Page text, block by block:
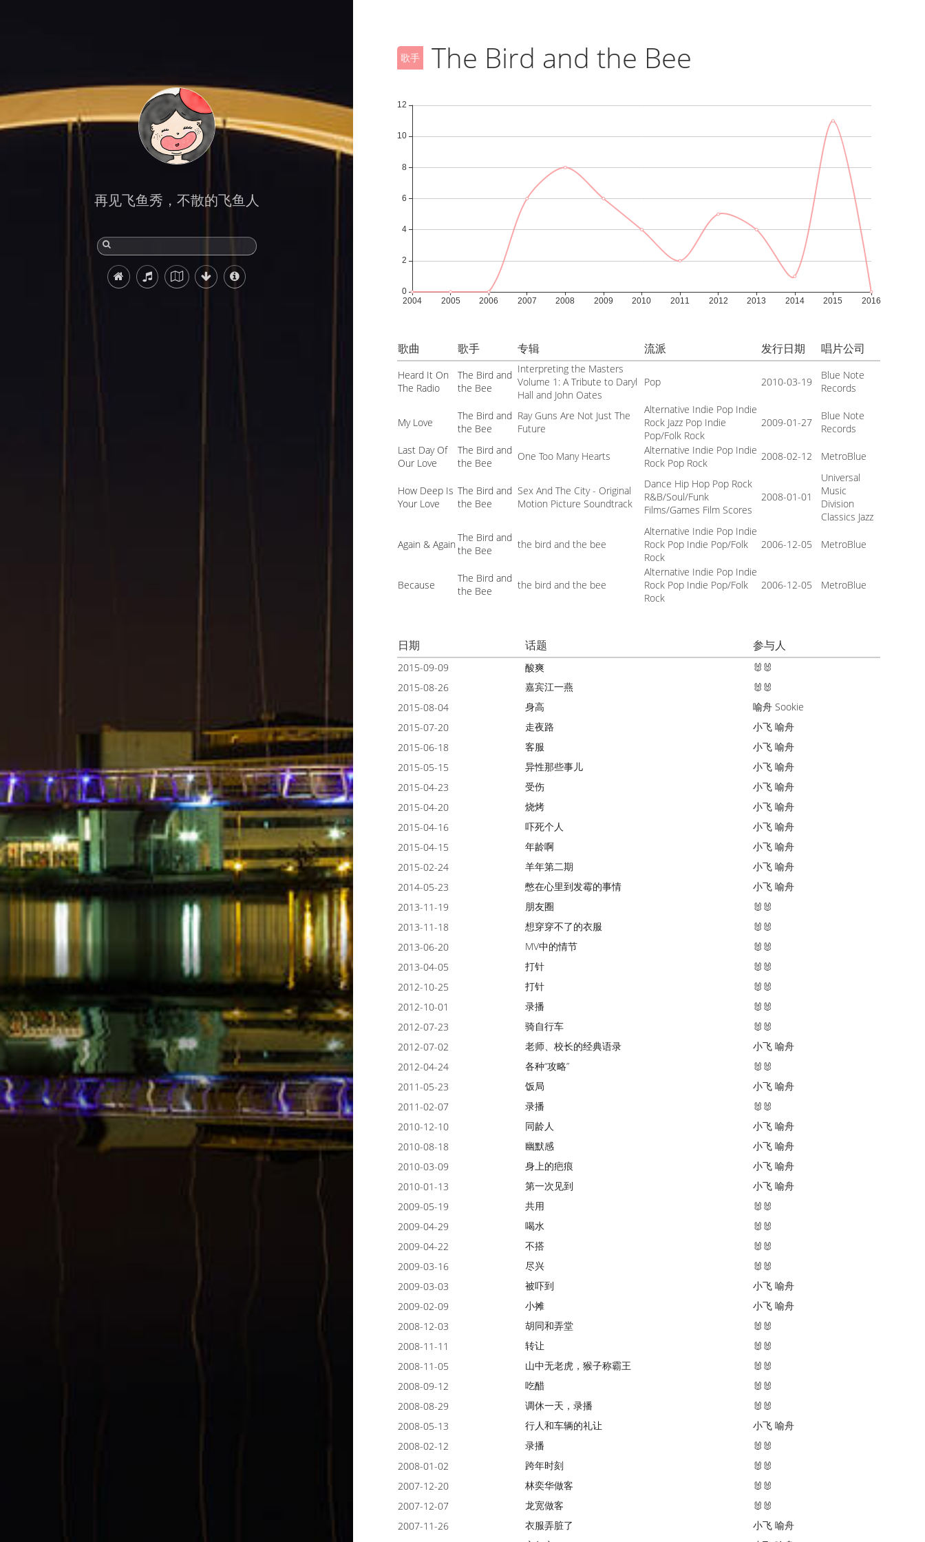
再见飞鱼秀，不散的飞鱼人
歌手 The Bird and the Bee
歌曲 歌手 专辑 流派 发行日期 唱片公司
Heard It On
The Radio
The Bird and
the Bee
Interpreting the Masters
Volume 1: A Tribute to Daryl
Hall and John Oates
Pop 2010-03-19
Blue Note
Records
My Love
The Bird and
the Bee
Ray Guns Are Not Just The
Future
Alternative Indie Pop Indie
Rock Jazz Pop Indie
Pop/Folk Rock
2009-01-27
Blue Note
Records
Last Day Of
Our Love
The Bird and
the Bee
One Too Many Hearts
Alternative Indie Pop Indie
Rock Pop Rock
2008-02-12 MetroBlue
How Deep Is
Your Love
The Bird and
the Bee
Sex And The City - Original
Motion Picture Soundtrack
Dance Hip Hop Pop Rock
R&B/Soul/Funk
Films/Games Film Scores
2008-01-01
Universal
Music
Division
Classics Jazz
Again & Again
The Bird and
the Bee
the bird and the bee
Alternative Indie Pop Indie
Rock Pop Indie Pop/Folk
Rock
2006-12-05 MetroBlue
Because
The Bird and
the Bee
the bird and the bee
Alternative Indie Pop Indie
Rock Pop Indie Pop/Folk
Rock
2006-12-05 MetroBlue
日期 话题 参与人
2015-09-09 酸爽
🐰🐰
2015-08-26
嘉宾江一燕
🐰🐰
2015-08-04
身高 喻舟 Sookie
2015-07-20
走夜路 小飞 喻舟
2015-06-18
客服 小飞 喻舟
2015-05-15
异性那些事儿 小飞 喻舟
2015-04-23
受伤 小飞 喻舟
2015-04-20
烧烤 小飞 喻舟
2015-04-16
吓死个人 小飞 喻舟
2015-04-15
年龄啊 小飞 喻舟
2015-02-24
羊年第二期 小飞 喻舟
2014-05-23
憋在心里到发霉的事情 小飞 喻舟
2013-11-19
朋友圈
🐰🐰
2013-11-18
想穿穿不了的衣服
🐰🐰
2013-06-20
MV中的情节
🐰🐰
2013-04-05
打针
🐰🐰
2012-10-25
打针
🐰🐰
2012-10-01
录播
🐰🐰
2012-07-23
骑自行车
🐰🐰
2012-07-02
老师、校长的经典语录 小飞 喻舟
2012-04-24
各种“攻略”
🐰🐰
2011-05-23
饭局 小飞 喻舟
2011-02-07
录播
🐰🐰
2010-12-10
同龄人 小飞 喻舟
2010-08-18
幽默感 小飞 喻舟
2010-03-09
身上的疤痕 小飞 喻舟
2010-01-13
第一次见到 小飞 喻舟
2009-05-19
共用
🐰🐰
2009-04-29
喝水
🐰🐰
2009-04-22
不搭
🐰🐰
2009-03-16
尽兴
🐰🐰
2009-03-03
被吓到 小飞 喻舟
2009-02-09
小摊 小飞 喻舟
2008-12-03
胡同和弄堂
🐰🐰
2008-11-11
转让
🐰🐰
2008-11-05
山中无老虎，猴子称霸王
🐰🐰
2008-09-12
吃醋
🐰🐰
2008-08-29
调休一天，录播
🐰🐰
2008-05-13
行人和车辆的礼让 小飞 喻舟
2008-02-12
录播
🐰🐰
2008-01-02
跨年时刻
🐰🐰
2007-12-20
林奕华做客
🐰🐰
2007-12-07
龙宽做客
🐰🐰
2007-11-26
衣服弄脏了 小飞 喻舟